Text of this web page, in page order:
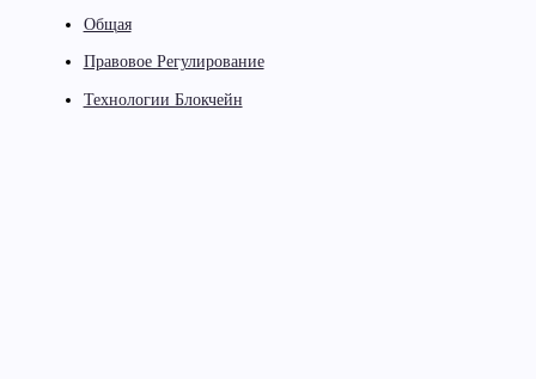
Общая
Правовое Регулирование
Технологии Блокчейн